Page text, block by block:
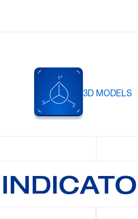
Cerca:
3D MODELS